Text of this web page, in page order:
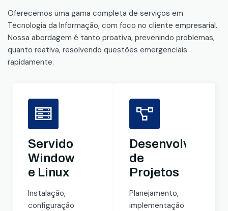
Oferecemos uma gama completa de serviços em
Tecnologia da Informação, com foco no cliente empresarial.
Nossa abordagem é tanto proativa, prevenindo problemas,
quanto reativa, resolvendo questões emergenciais
rapidamente.
Servidores
Windows
e Linux
Instalação,
configuração
de
Projetos
Planejamento,
implementação